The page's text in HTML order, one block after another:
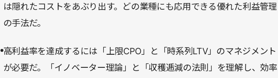
は隠れたコストをあぶり出す。どの業種にも応用できる優れた利益管理
の手法だ。
高利益率を達成するには「上限CPO」と「時系列LTV」のマネジメント
が必要だ。「イノベーター理論」と「収穫逓減の法則」を理解し、効率